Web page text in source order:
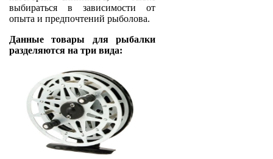
выбираться в зависимости от
опыта и предпочтений рыболова.
Данные товары для рыбалки
разделяются на три вида: